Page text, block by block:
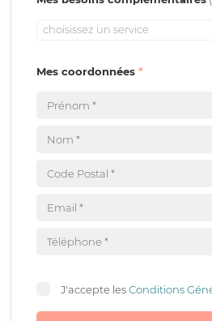
choisissez un service
Mes coordonnées
J'accepte lesConditions